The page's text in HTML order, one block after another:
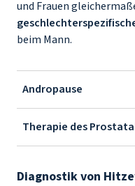
und Frauen
beim Mann.
Andropause
Therapie des
Diagnostik von